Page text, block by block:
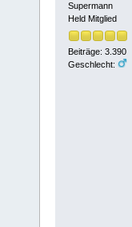
Supermann
Held Mitglied
Beiträge: 3.390
Geschlecht: